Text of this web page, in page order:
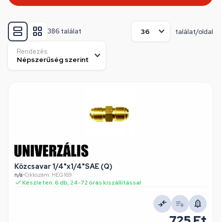
386 találat találat/oldal
Rendezés:
Közcsavar 1/4"x1/4"SAE (Q)
n/a•Cikkszám: HEG169
Készleten: 6 db, 24-72 órás kiszállítással